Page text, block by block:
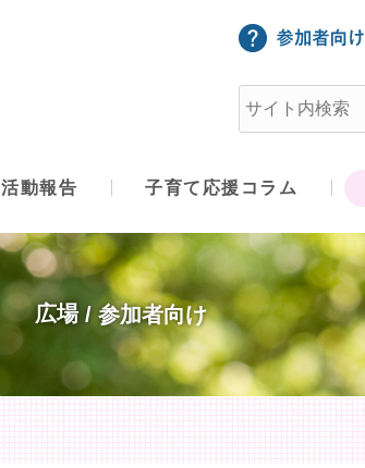
活動報告 子育て応援コラム
広場